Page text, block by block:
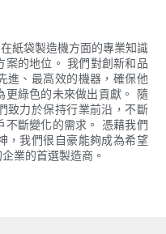
紙袋製造機方面的專業知識
案的地位。 我們對創新和品
進、最高效的機器，確保他
更綠色的未來做出貢獻。 隨
致力於保持行業前沿，不斷
不斷變化的需求。 憑藉我們
，我們很自豪能夠成為希望
業的首選製造商。